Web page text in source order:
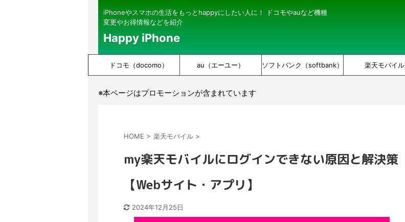
iPhoneやスマホの生活をもっとhappyにしたい人に！ ドコモやauなど機種
変更やお得情報などを紹介
Happy iPhone
ドコモ（docomo） au（エーユー） ソフトバンク（softbank） 楽天モバイル
※本ページはプロモーションが含まれています
HOME > 楽天モバイル >
my楽天モバイルにログインできない原因と解決策
【Webサイト・アプリ】
2024年12月25日